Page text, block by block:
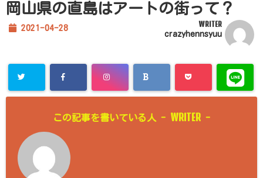
岡山県の直島はアートの街って？
2021-04-28
WRITER
crazyhennsyuu
この記事を書いている人 - WRITER -